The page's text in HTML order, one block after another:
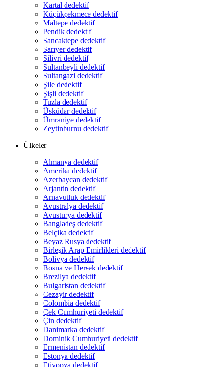
Kartal dedektif
Küçükçekmece dedektif
Maltepe dedektif
Pendik dedektif
Sancaktepe dedektif
Sarıyer dedektif
Silivri dedektif
Sultanbeyli dedektif
Sultangazi dedektif
Şile dedektif
Şişli dedektif
Tuzla dedektif
Üsküdar dedektif
Ümraniye dedektif
Zeytinburnu dedektif
Ülkeler
Almanya dedektif
Amerika dedektif
Azerbaycan dedektif
Arjantin dedektif
Arnavutluk dedektif
Avustralya dedektif
Avusturya dedektif
Bangladeş dedektif
Belçika dedektif
Beyaz Rusya dedektif
Birleşik Arap Emirlikleri dedektif
Bolivya dedektif
Bosna ve Hersek dedektif
Brezilya dedektif
Bulgaristan dedektif
Cezayir dedektif
Colombia dedektif
Çek Cumhuriyeti dedektif
Çin dedektif
Danimarka dedektif
Dominik Cumhuriyeti dedektif
Ermenistan dedektif
Estonya dedektif
Etiyopya dedektif